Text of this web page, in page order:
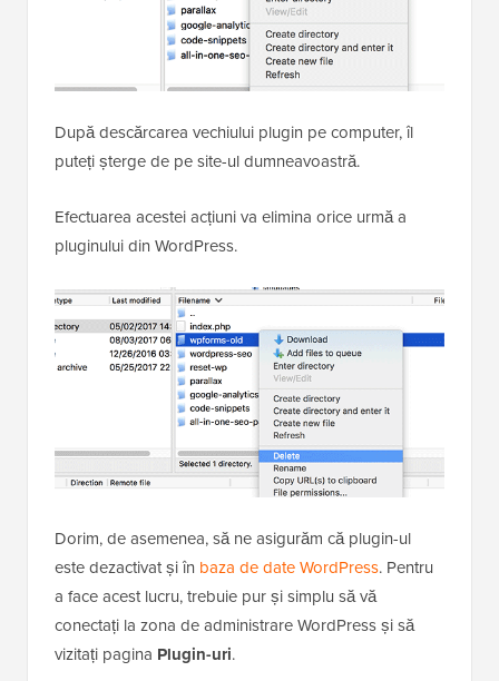
După descărcarea vechiului plugin pe computer, îl
puteți șterge de pe site-ul dumneavoastră.
Efectuarea acestei acțiuni va elimina orice urmă a
pluginului din WordPress.
Dorim, de asemenea, să ne asigurăm că plugin-ul
este dezactivat și în baza de date WordPress. Pentru
a face acest lucru, trebuie pur și simplu să vă
conectați la zona de administrare WordPress și să
vizitați pagina Plugin-uri.